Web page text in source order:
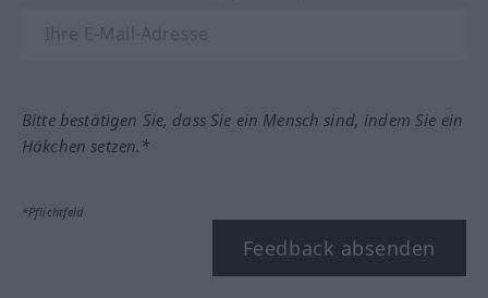
Bitte bestätigen Sie, dass Sie ein Mensch sind, indem Sie ein
Häkchen setzen.*
*Pflichtfeld
Feedback absenden